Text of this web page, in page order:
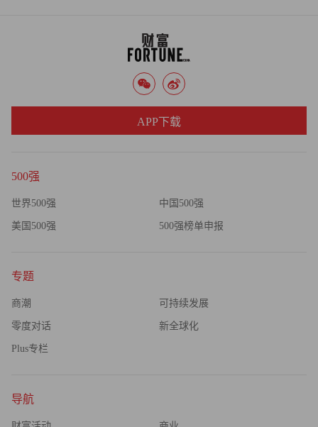
500强
世界500强 中国500强
美国500强 500强榜单申报
专题
商潮 可持续发展
零度对话 新全球化
Plus专栏
导航
APP下载